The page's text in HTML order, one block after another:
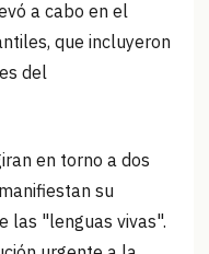
a cabo en el
que incluyeron
del
en torno a dos
su
las "lenguas vivas".